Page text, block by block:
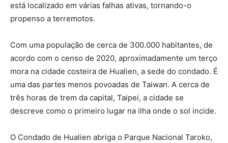
está localizado em várias falhas ativas, tornando-o
propenso a terremotos.
Com uma população de cerca de 300.000 habitantes, de
acordo com o censo de 2020, aproximadamente um terço
mora na cidade costeira de Hualien, a sede do condado. É
uma das partes menos povoadas de Taiwan. A cerca de
três horas de trem da capital, Taipei, a cidade se
descreve como o primeiro lugar na ilha onde o sol incide.
O Condado de Hualien abriga o Parque Nacional Taroko,